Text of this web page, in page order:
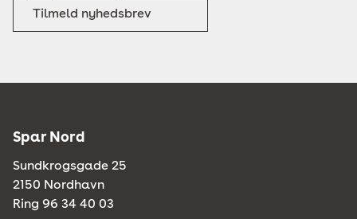
Tilmeld nyhedsbrev
Spar Nord
Sundkrogsgade 25
2150 Nordhavn
Ring 96 34 40 03